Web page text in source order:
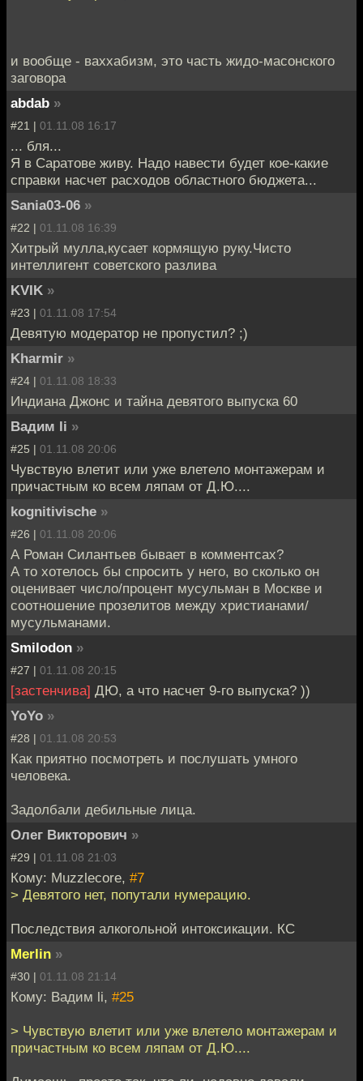
и вообще - ваххабизм, это часть жидо-масонского
заговора
abdab »
#21 | 01.11.08 16:17
... бля...
Я в Саратове живу. Надо навести будет кое-какие
справки насчет расходов областного бюджета...
Sania03-06 »
#22 | 01.11.08 16:39
Хитрый мулла,кусает кормящую руку.Чисто
интеллигент советского разлива
KVIK »
#23 | 01.11.08 17:54
Девятую модератор не пропустил? ;)
Kharmir »
#24 | 01.11.08 18:33
Индиана Джонс и тайна девятого выпуска 60
Вадим li »
#25 | 01.11.08 20:06
Чувствую влетит или уже влетело монтажерам и
причастным ко всем ляпам от Д.Ю....
kognitivische »
#26 | 01.11.08 20:06
А Роман Силантьев бывает в комментсах?
А то хотелось бы спросить у него, во сколько он
оценивает число/процент мусульман в Москве и
соотношение прозелитов между христианами/
мусульманами.
Smilodon »
#27 | 01.11.08 20:15
[застенчива] ДЮ, а что насчет 9-го выпуска? ))
YoYo »
#28 | 01.11.08 20:53
Как приятно посмотреть и послушать умного
человека.
Задолбали дебильные лица.
Олег Викторович »
#29 | 01.11.08 21:03
Кому: Muzzlecore, #7
> Девятого нет, попутали нумерацию.
Последствия алкогольной интоксикации. КС
Merlin »
#30 | 01.11.08 21:14
Кому: Вадим li, #25
> Чувствую влетит или уже влетело монтажерам и
причастным ко всем ляпам от Д.Ю....